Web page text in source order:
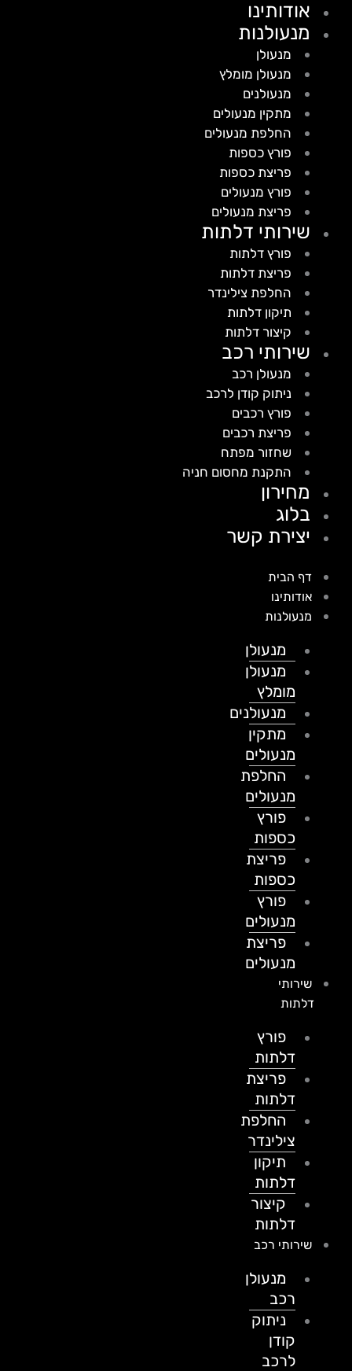
אודותינו
מנעולנות
מנעולן
מנעולן מומלץ
מנעולנים
מתקין מנעולים
החלפת מנעולים
פורץ כספות
פריצת כספות
פורץ מנעולים
פריצת מנעולים
שירותי דלתות
פורץ דלתות
פריצת דלתות
החלפת צילינדר
תיקון דלתות
קיצור דלתות
שירותי רכב
מנעולן רכב
ניתוק קודן לרכב
פורץ רכבים
פריצת רכבים
שחזור מפתח
התקנת מחסום חניה
מחירון
בלוג
יצירת קשר
דף הבית
אודותינו
מנעולנות
מנעולן
מנעולן
מומלץ
מנעולנים
מתקין
מנעולים
החלפת
מנעולים
פורץ
כספות
פריצת
כספות
פורץ
מנעולים
פריצת
מנעולים
שירותי
דלתות
פורץ
דלתות
פריצת
דלתות
החלפת
צילינדר
תיקון
דלתות
קיצור
דלתות
שירותי רכב
מנעולן
ניתוק
לרכב